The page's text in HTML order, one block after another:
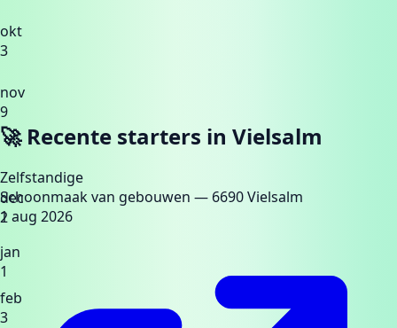
okt
3
nov
9
dec
2
jan
1
feb
3
🚀 Recente starters in Vielsalm
Zelfstandige
Schoonmaak van gebouwen — 6690 Vielsalm
1 aug 2026